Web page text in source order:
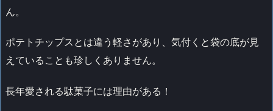
ん。
ポテトチップスとは違う軽さがあり、気付くと袋の底が見
えていることも珍しくありません。
長年愛される駄菓子には理由がある！